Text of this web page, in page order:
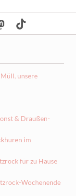
unsere
& Draußen-
im
für zu Hause
Wochenende